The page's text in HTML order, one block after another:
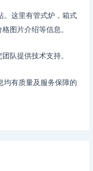
。这里有管式炉，箱式
图片介绍等信息。
队提供技术支持。
均有质量及服务保障的